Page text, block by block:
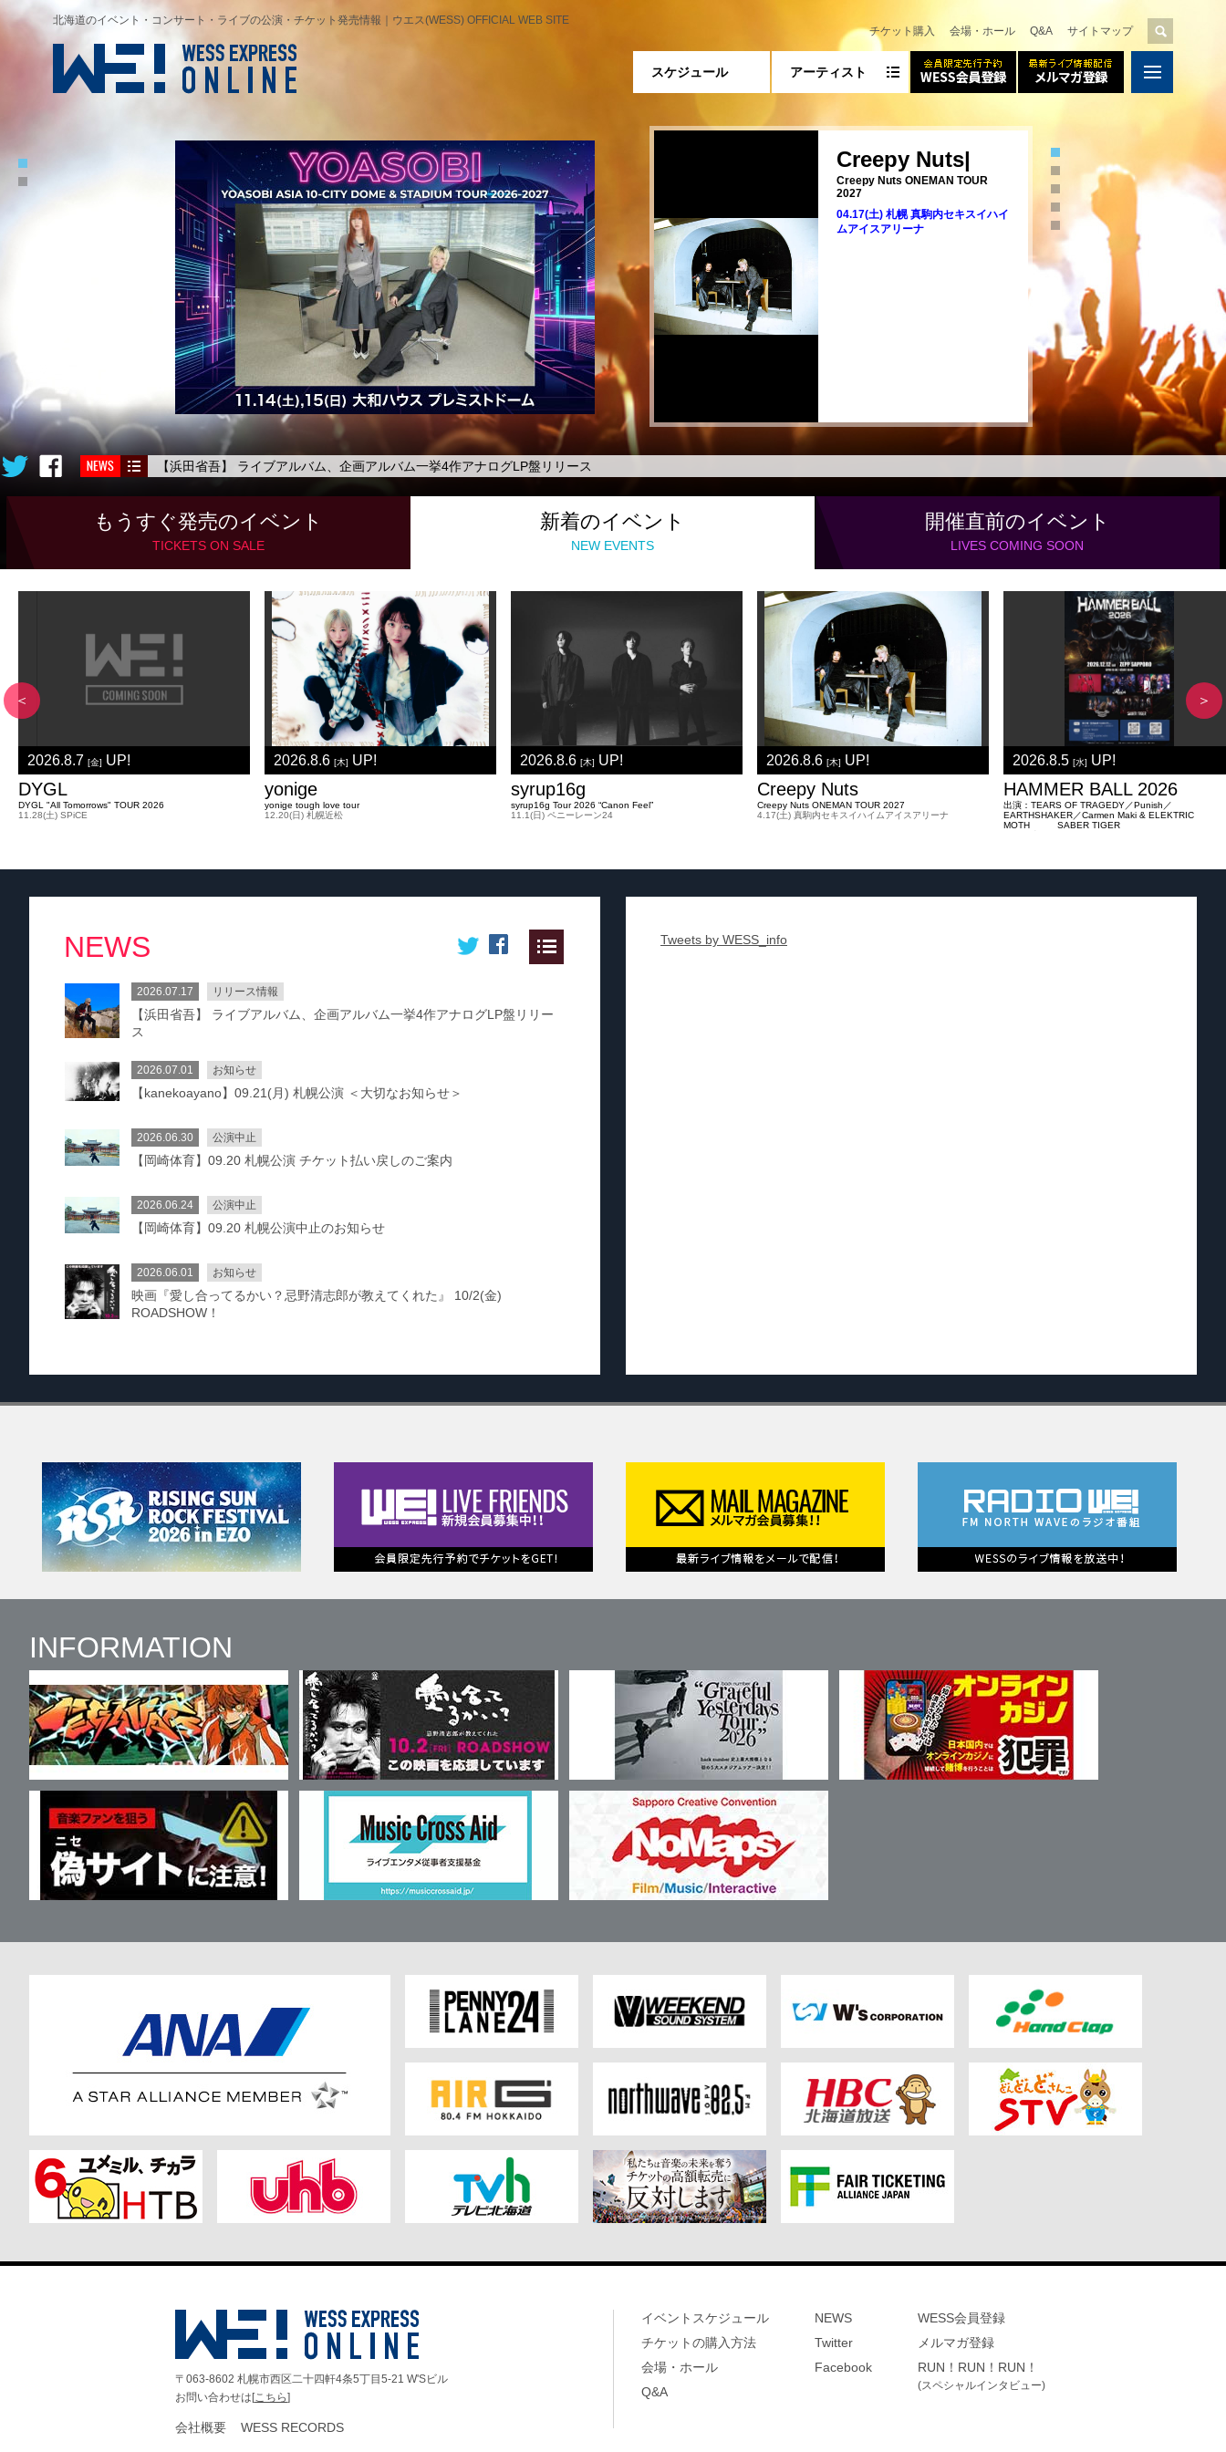
北海道のイベント・ コンサート ・ライブの公演・ チケット 発売情報｜ウエス(WESS) OFFICIAL WEB SITE
チケット購入
会場・ホール Q&A サイトマップ
スケジュール アーティスト
Creepy Nuts|
Creepy Nuts ONEMAN TOUR
2027
04.17(土) 札幌 真駒内セキスイハイ
ムアイスアリーナ
マカロニえんぴつ
【浜田省吾】 ライブアルバム、企画アルバム一挙4作アナログLP盤リリース
もうすぐ発売のイベント
TICKETS ON SALE
新着のイベント
NEW EVENTS
開催直前のイベント
LIVES COMING SOON
2026.8.7 [金] UP!
DYGL
DYGL "All Tomorrows" TOUR 2026
11.28(土) SPiCE
2026.8.6 [木] UP!
yonige
yonige tough love tour
12.20(日) 札幌近松
2026.8.6 [木] UP!
syrup16g
syrup16g Tour 2026 “Canon Feel”
11.1(日) ペニーレーン24
2026.8.6 [木] UP!
Creepy Nuts
Creepy Nuts ONEMAN TOUR 2027
4.17(土) 真駒内セキスイハイムアイスアリーナ
2026.8.5 [水] UP!
HAMMER BALL 2026
出演：TEARS OF TRAGEDY／Punish／
EARTHSHAKER／Carmen Maki & ELEKTRIC
MOTH SABER TIGER
＜ ＞
NEWS
2026.07.17 リリース情報
【浜田省吾】 ライブアルバム、企画アルバム一挙4作アナログLP盤リリー
ス
2026.07.01 お知らせ
【kanekoayano】09.21(月) 札幌公演 ＜大切なお知らせ＞
2026.06.30 公演中止
【岡崎体育】09.20 札幌公演 チケット払い戻しのご案内
2026.06.24 公演中止
【岡崎体育】09.20 札幌公演中止のお知らせ
2026.06.01 お知らせ
映画『愛し合ってるかい？忌野清志郎が教えてくれた』 10/2(金)
ROADSHOW！
Tweets by WESS_info
INFORMATION
〒063-8602 札幌市西区二十四軒4条5丁目5-21 W'Sビル
お問い合わせは[こちら]
会社概要 WESS RECORDS
イベントスケジュール
チケットの購入方法
会場・ホール
Q&A
NEWS
Twitter
Facebook
WESS会員登録
メルマガ登録
RUN！RUN！RUN！
(スペシャルインタビュー)